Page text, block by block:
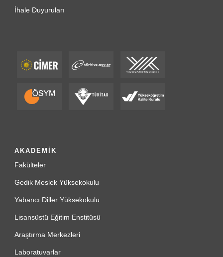
İhale Duyuruları
AKADEMİK
Fakülteler
Gedik Meslek Yüksekokulu
Yabancı Diller Yüksekokulu
Lisansüstü Eğitim Enstitüsü
Araştırma Merkezleri
Laboratuvarlar